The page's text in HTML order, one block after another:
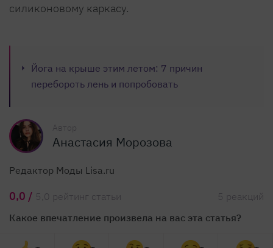
силиконовому каркасу.
Йога на крыше этим летом: 7 причин
перебороть лень и попробовать
Автор
Анастасия Морозова
Редактор Моды Lisa.ru
0,0 / 5,0 рейтинг статьи
5 реакций
Какое впечатление произвела на вас эта статья?